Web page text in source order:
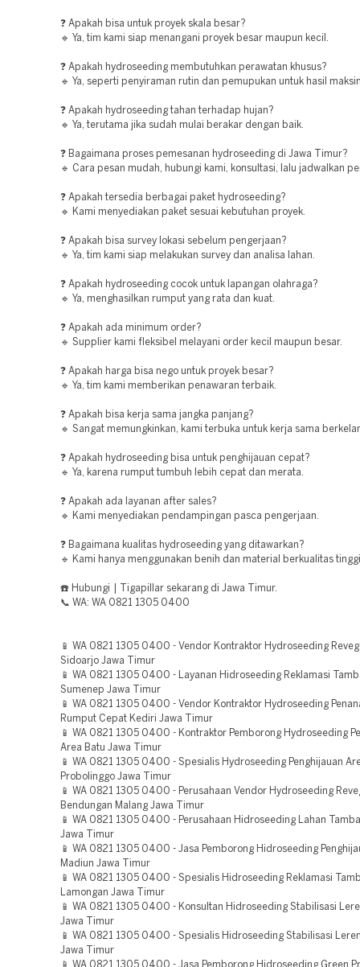
❓ Apakah bisa untuk proyek skala besar?
🔹 Ya, tim kami siap menangani proyek besar maupun kecil.
❓ Apakah hydroseeding membutuhkan perawatan khusus?
🔹 Ya, seperti penyiraman rutin dan pemupukan untuk hasil
❓ Apakah hydroseeding tahan terhadap hujan?
🔹 Ya, terutama jika sudah mulai berakar dengan baik.
❓ Bagaimana proses pemesanan hydroseeding di Jawa Timur?
🔹 Cara pesan mudah, hubungi kami, konsultasi, lalu jadwalkan
❓ Apakah tersedia berbagai paket hydroseeding?
🔹 Kami menyediakan paket sesuai kebutuhan proyek.
❓ Apakah bisa survey lokasi sebelum pengerjaan?
🔹 Ya, tim kami siap melakukan survey dan analisa lahan.
❓ Apakah hydroseeding cocok untuk lapangan olahraga?
🔹 Ya, menghasilkan rumput yang rata dan kuat.
❓ Apakah ada minimum order?
🔹 Supplier kami fleksibel melayani order kecil maupun besar.
❓ Apakah harga bisa nego untuk proyek besar?
🔹 Ya, tim kami memberikan penawaran terbaik.
❓ Apakah bisa kerja sama jangka panjang?
🔹 Sangat memungkinkan, kami terbuka untuk kerja sama
❓ Apakah hydroseeding bisa untuk penghijauan cepat?
🔹 Ya, karena rumput tumbuh lebih cepat dan merata.
❓ Apakah ada layanan after sales?
🔹 Kami menyediakan pendampingan pasca pengerjaan.
❓ Bagaimana kualitas hydroseeding yang ditawarkan?
🔹 Kami hanya menggunakan benih dan material berkualitas
☎️ Hubungi | Tigapillar sekarang di Jawa Timur.
📞 WA: WA 0821 1305 0400
📱 WA 0821 1305 0400 - Vendor Kontraktor Hydroseeding
Sidoarjo Jawa Timur
📱 WA 0821 1305 0400 - Layanan Hidroseeding Reklamasi
Sumenep Jawa Timur
📱 WA 0821 1305 0400 - Vendor Kontraktor Hydroseeding
Rumput Cepat Kediri Jawa Timur
📱 WA 0821 1305 0400 - Kontraktor Pemborong Hydroseeding
Area Batu Jawa Timur
📱 WA 0821 1305 0400 - Spesialis Hydroseeding Penghijauan
Probolinggo Jawa Timur
📱 WA 0821 1305 0400 - Perusahaan Vendor Hydroseeding
Bendungan Malang Jawa Timur
📱 WA 0821 1305 0400 - Perusahaan Hidroseeding Lahan
Jawa Timur
📱 WA 0821 1305 0400 - Jasa Pemborong Hidroseeding
Madiun Jawa Timur
📱 WA 0821 1305 0400 - Spesialis Hidroseeding Reklamasi
Lamongan Jawa Timur
📱 WA 0821 1305 0400 - Konsultan Hidroseeding Stabilisasi
Jawa Timur
📱 WA 0821 1305 0400 - Spesialis Hidroseeding Stabilisasi
Jawa Timur
📱 WA 0821 1305 0400 - Jasa Pemborong Hidroseeding Green